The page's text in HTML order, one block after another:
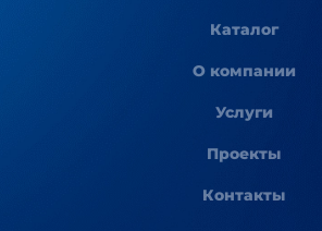
Каталог
О компании
Услуги
Проекты
Контакты